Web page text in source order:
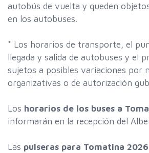
autobús de vuelta y queden
en los autobuses.
* Los horarios de transporte, el
llegada y salida de autobuses y el
sujetos a posibles variaciones por
organizativas o de autorización
Los horarios de los buses a
informarán en la recepción del
Las pulseras para Tomatina 2026